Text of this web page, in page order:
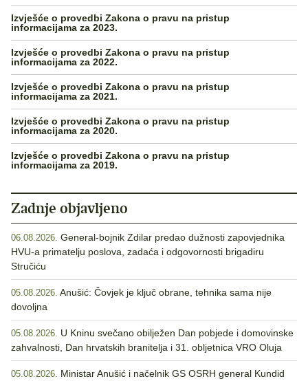
Izvješće o provedbi Zakona o pravu na pristup
informacijama za 2023.
Izvješće o provedbi Zakona o pravu na pristup
informacijama za 2022.
Izvješće o provedbi Zakona o pravu na pristup
informacijama za 2021.
Izvješće o provedbi Zakona o pravu na pristup
informacijama za 2020.
Izvješće o provedbi Zakona o pravu na pristup
informacijama za 2019.
Zadnje objavljeno
06.08.2026. General-bojnik Zdilar predao dužnosti zapovjednika
HVU-a primatelju poslova, zadaća i odgovornosti brigadiru
Stručiću
05.08.2026. Anušić: Čovjek je ključ obrane, tehnika sama nije
dovoljna
05.08.2026. U Kninu svečano obilježen Dan pobjede i domovinske
zahvalnosti, Dan hrvatskih branitelja i 31. obljetnica VRO Oluja
05.08.2026. Ministar Anušić i načelnik GS OSRH general Kundid